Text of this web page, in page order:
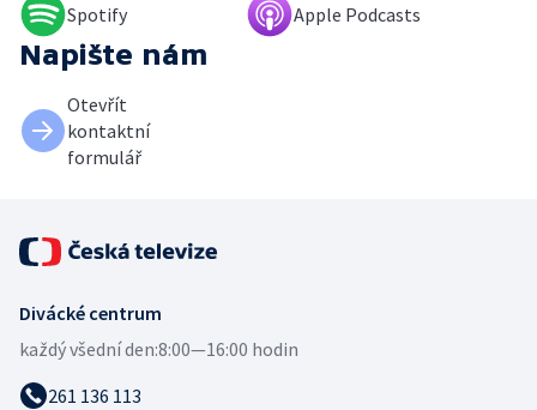
Spotify Apple Podcasts
Napište nám
Otevřít
kontaktní
formulář
Divácké centrum
každý všední den:8:00—16:00 hodin
261 136 113